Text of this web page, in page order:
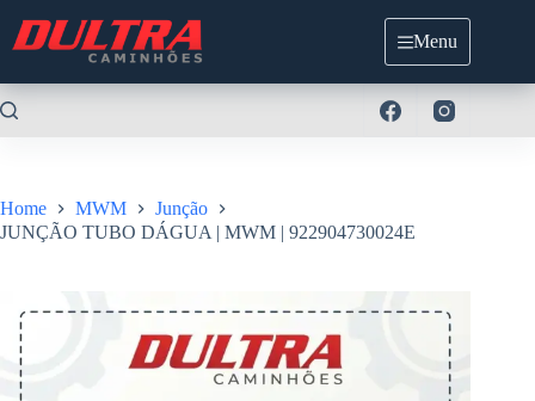
para
Menu
Home MWM
Junção
JUNÇÃO TUBO DÁGUA | MWM | 922904730024E